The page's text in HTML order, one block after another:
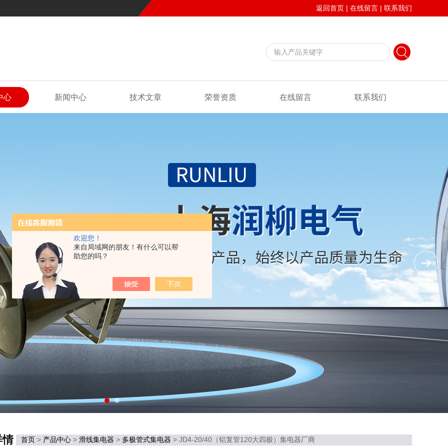
欢迎您！
来自局域网的朋友！有什么可以帮
助您的吗？
返回首页 | 在线留言 | 联系我们
心 新闻中心 技术文章 荣誉资质 在线留言 联系我们
情 首页>产品中心>滑线集电器>多极管式集电器> JD4-20/40（铝复管120大四极）集电器厂商